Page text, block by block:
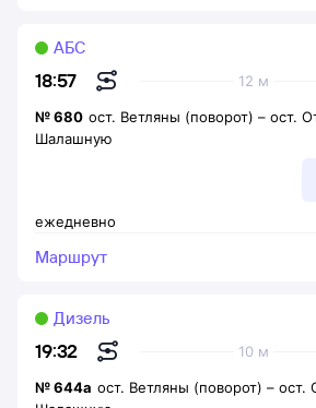
18:57 12 м
АБС
ежедневно
№680 ост. Ветляны (поворот) – ост.
Шалашную
Маршрут
19:32 10 м
Дизель
№644а ост. Ветляны (поворот) – ост.